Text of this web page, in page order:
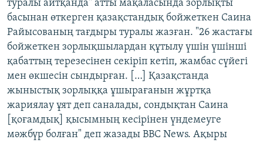
туралы айтқанда" атты мақаласында зорлықты
басынан өткерген қазақстандық бойжеткен Саина
Райысованың тағдыры туралы жазған. "26 жастағы
бойжеткен зорлықшылардан құтылу үшін үшінші
қабаттың терезесінен секіріп кетіп, жамбас сүйегі
мен өкшесін сындырған. […] Қазақстанда
жыныстық зорлыққа ұшырағанын жұртқа
жариялау ұят деп саналады, сондықтан Саина
[қоғамдық] қысымның кесірінен үндемеуге
мәжбүр болған" деп жазады BBC News. Ақыры